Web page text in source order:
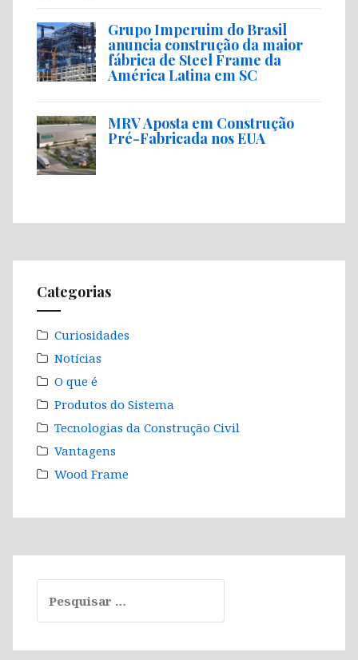
Grupo Imperuim do Brasil
anuncia construção da maior
fábrica de Steel Frame da
América Latina em SC
MRV Aposta em Construção
Pré-Fabricada nos EUA
Categorias
Curiosidades
Notícias
O que é
Produtos do Sistema
Tecnologias da Construção Civil
Vantagens
Wood Frame
por: